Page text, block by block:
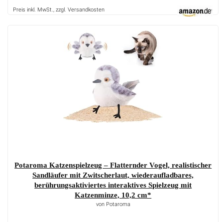
Preis inkl. MwSt., zzgl. Versandkosten
Potaroma Katzenspielzeug – Flatternder Vogel, realistischer
Sandläufer mit Zwitscherlaut, wiederaufladbares,
berührungsaktiviertes interaktives Spielzeug mit
Katzenminze, 10,2 cm*
von Potaroma